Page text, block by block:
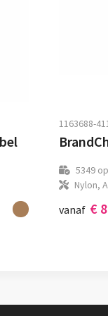
1163688-
5349
Nylon,
vanaf €